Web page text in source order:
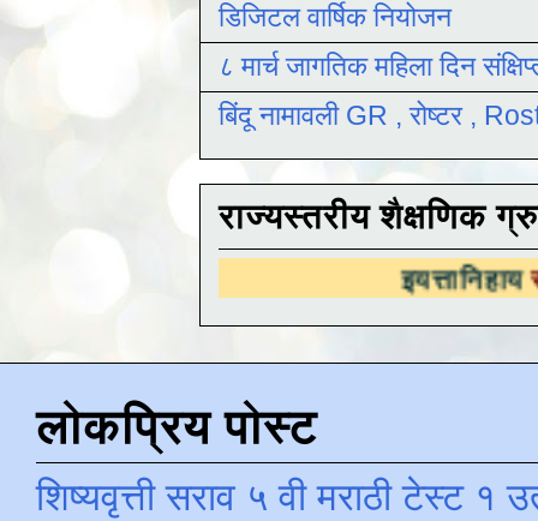
डिजिटल वार्षिक नियोजन
८ मार्च जागतिक महिला दिन
बिंदू नामावली GR , रोष्टर ,
राज्यस्तरीय शैक्षणिक
राज्यस्तरीय
लोकप्रिय पोस्ट
शिष्यवृत्ती सराव ५ वी मराठी टेस्ट १